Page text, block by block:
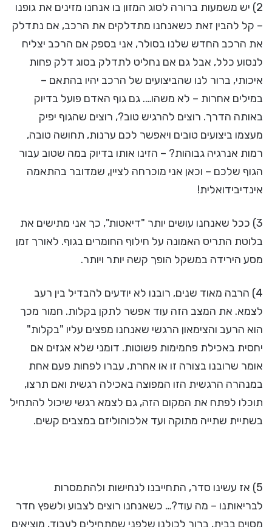
2) יש משמעות ברורה לסוג המזון בו אנחנו מזינים את גופנו
– קל להבין זאת כשאנחנו מתדלקים את הרכב, אם נתדלק
את הרכב החדש שלנו בסולר, אני בספק אם הרכב יצליח
לנסוע כלל, אבל גם אם נחליט לתדלק בסוג דלק פחות
איכותי, ברור לנו שהביצועים של הרכב יהיו בהתאם –
במילים אחרות – לא משהו…. גם גוף האדם פועל בדיוק
באותה הדרך. רוצים להרגיש טוב?, רוצים שהגוף יפיק
מעצמו ביצועים טובים ויאפשר לכם ערנות, תחושה טובה,
רמות אנרגיה גבוהות? – הזינו אותו בדיוק במה שטוב עבור
הגוף שלכם – וכאן אני מוכרחה לציין, שמדובר בהתאמה
אינדיבידואלית!
3) ככל שאנחנו עושים יותר "דיאטות", כך אני מתישים את
בלוטת התריס האמונה על חילוף החומרים בגוף. לאורך זמן
מסע הירידה במשקל הופך קשה יותר ויותר.
4) הרבה מאוד שנים, רובנו לא יודעים להבדיל בין רעב
לצמא. את המצב הזה עוד אפשר לתקן בקלות. חמור מכך
הוא הרעב והצימאון הרגשי שאנחנו מפצים עליו "בקלות"
יחסית באכילת פחמימות פשוטות. דומני שלא אגזים אם
אומר שרובנו בצורה זו או אחרת, עברו לפחות פעם אחת
במנהרה הרגשית הזו המפוצה באכילה רגשית ואם תרצו,
תוכלו לפתח את המקום הזה, גם לצמא רגשי שיכול להתחיל
בשתיית שתייה מתוקה ועד אלכוהוליזם במצבים קשים.
5) אז עשינו סדר, התחייבנו לנחישות ולהתמסרות
לבריאותנו – מה עוד?… כשאנחנו רוצים לצבוע ולשפץ חדר
מסוים בבית, ברור לכולנו שלפני שמתחילים לעבוד, מוציאים